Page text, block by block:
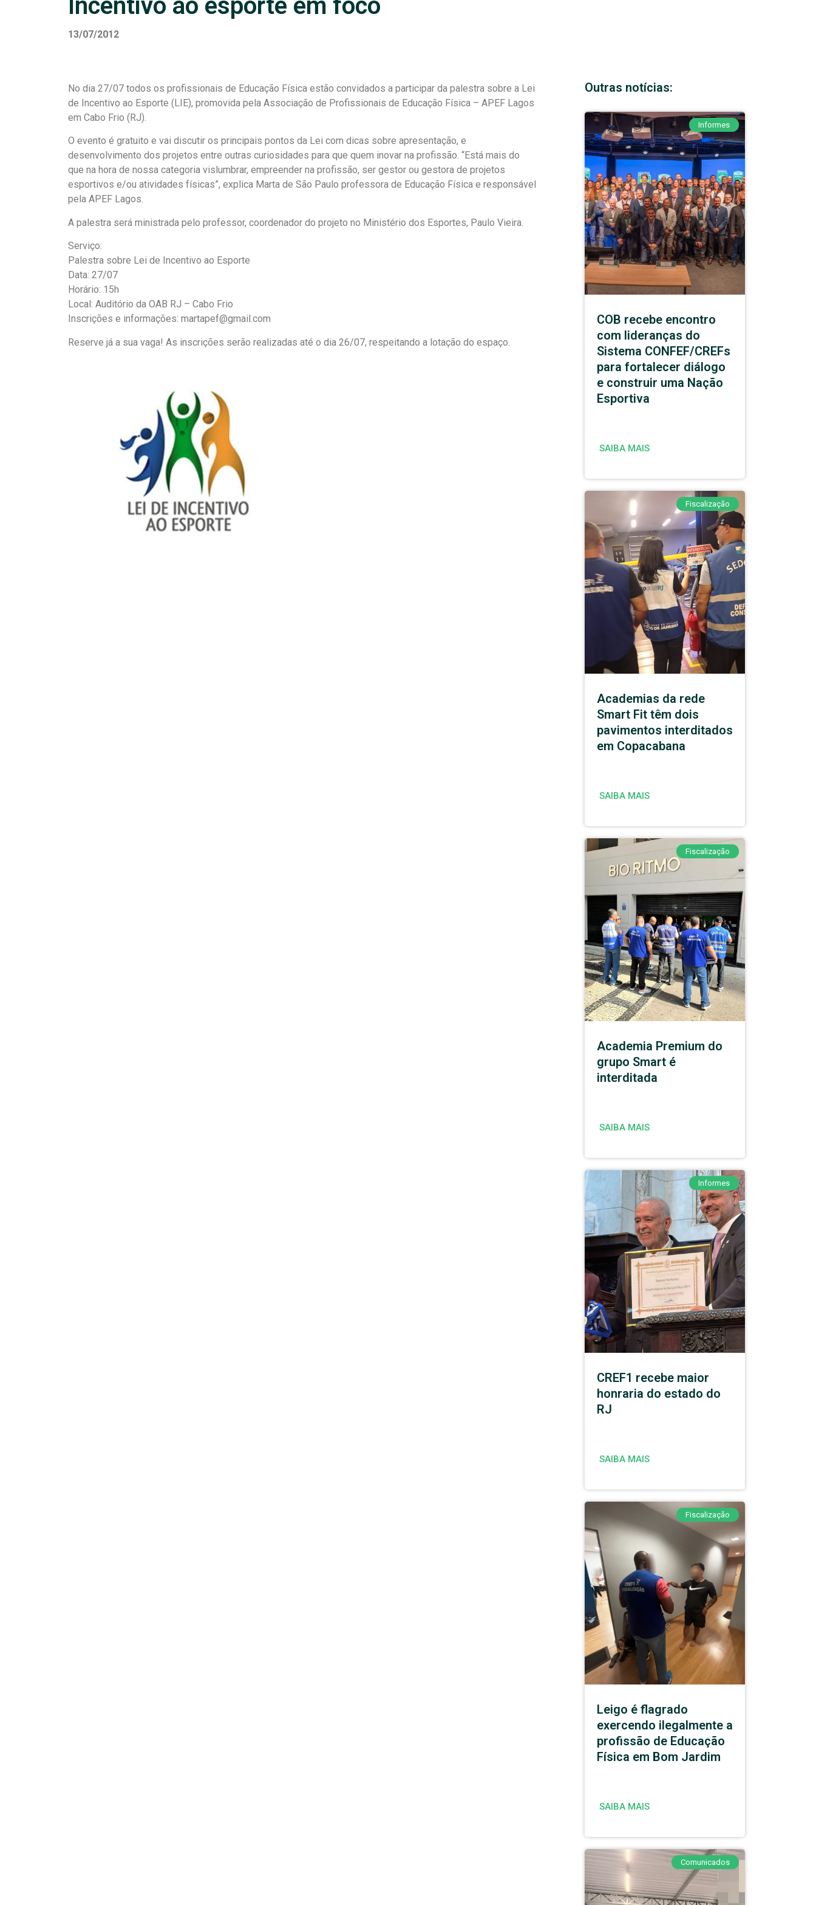
Incentivo ao esporte em foco
13/07/2012
No dia 27/07 todos os profissionais de Educação Física estão convidados a participar da palestra sobre a Lei
de Incentivo ao Esporte (LIE), promovida pela Associação de Profissionais de Educação Física – APEF Lagos
em Cabo Frio (RJ).
O evento é gratuito e vai discutir os principais pontos da Lei com dicas sobre apresentação, e
desenvolvimento dos projetos entre outras curiosidades para que quem inovar na profissão. “Está mais do
que na hora de nossa categoria vislumbrar, empreender na profissão, ser gestor ou gestora de projetos
esportivos e/ou atividades físicas”, explica Marta de São Paulo professora de Educação Física e responsável
pela APEF Lagos.
A palestra será ministrada pelo professor, coordenador do projeto no Ministério dos Esportes, Paulo Vieira.
Serviço:
Palestra sobre Lei de Incentivo ao Esporte
Data: 27/07
Horário: 15h
Local: Auditório da OAB RJ – Cabo Frio
Inscrições e informações: martapef@gmail.com
Reserve já a sua vaga! As inscrições serão realizadas até o dia 26/07, respeitando a lotação do espaço.
Outras notícias:
Informes
COB recebe encontro
com lideranças do
Sistema CONFEF/CREFs
para fortalecer diálogo
e construir uma Nação
Esportiva
SAIBA MAIS
Fiscalização
Academias da rede
Smart Fit têm dois
pavimentos interditados
em Copacabana
SAIBA MAIS
Fiscalização
Academia Premium do
grupo Smart é
interditada
SAIBA MAIS
Informes
CREF1 recebe maior
honraria do estado do
RJ
SAIBA MAIS
Fiscalização
Leigo é flagrado
exercendo ilegalmente a
profissão de Educação
Física em Bom Jardim
SAIBA MAIS
Comunicados